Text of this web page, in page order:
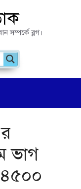
সম্পর্কে ব্লগ।
ভাগ